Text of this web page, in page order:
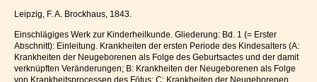
Leipzig, F. A. Brockhaus, 1843.
Einschlägiges Werk zur Kinderheilkunde. Gliederung: Bd. 1 (= Erster
Abschnitt): Einleitung. Krankheiten der ersten Periode des Kindesalters (A:
Krankheiten der Neugeborenen als Folge des Geburtsactes und der damit
verknüpften Veränderungen; B: Krankheiten der Neugeborenen als Folge
von Krankheitsprocessen des Fötus; C: Krankheiten der Neugeborenen,